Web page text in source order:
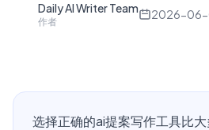
Daily AI Writer Team
作者
2026-
选择正确的ai提案写作工具比